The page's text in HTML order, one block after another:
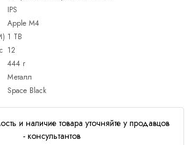
IPS
Apple M4
1 TB
12
444 г
Металл
Space Black
и наличие товара уточняйте у продавцов
- консультантов